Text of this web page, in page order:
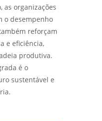
as organizações
o desempenho
reforçam
e eficiência,
produtiva.
é o
sustentável e